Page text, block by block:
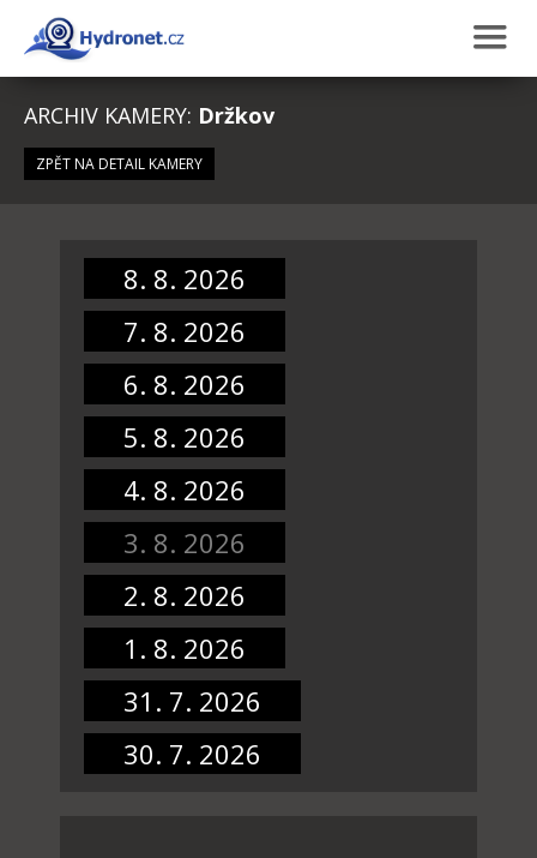
ARCHIV KAMERY: Držkov
ZPĚT NA DETAIL KAMERY
8. 8. 2026
7. 8. 2026
6. 8. 2026
5. 8. 2026
4. 8. 2026
3. 8. 2026
2. 8. 2026
1. 8. 2026
31. 7. 2026
30. 7. 2026